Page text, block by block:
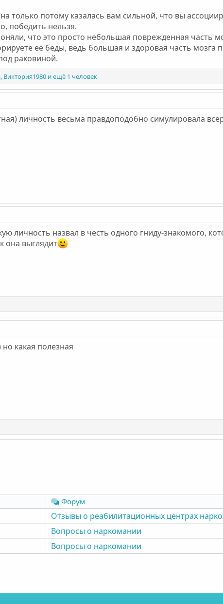
только потому казалась вам сильной, что вы
победить нельзя.
что это просто небольшая поврежденная часть
её беды, ведь большая и здоровая часть мозга
раковиной.
Виктория1980 и ещё 1 человек
личность весьма правдоподобно симулировала
личность назвал в честь одного гниду-знакомого,
она выглядит
какая полезная
Форум
Отзывы о реабилитационных центрах
Вопросы о наркомании
Вопросы о наркомании